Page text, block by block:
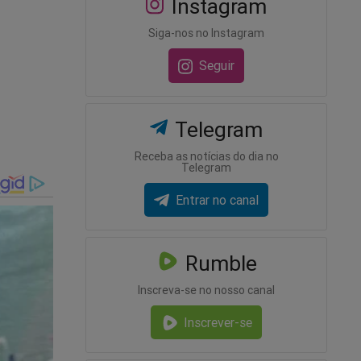
pelo
(veja
Instagram
Siga-nos no Instagram
Seguir
Telegram
Receba as notícias do dia no
Telegram
Entrar no canal
Rumble
Inscreva-se no nosso canal
Inscrever-se